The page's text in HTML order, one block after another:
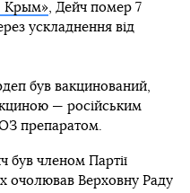
Крым», Дейч помер 7
ускладнення від
був вакцинований,
— російським
препаратом.
був членом Партії
очолював Верховну Раду